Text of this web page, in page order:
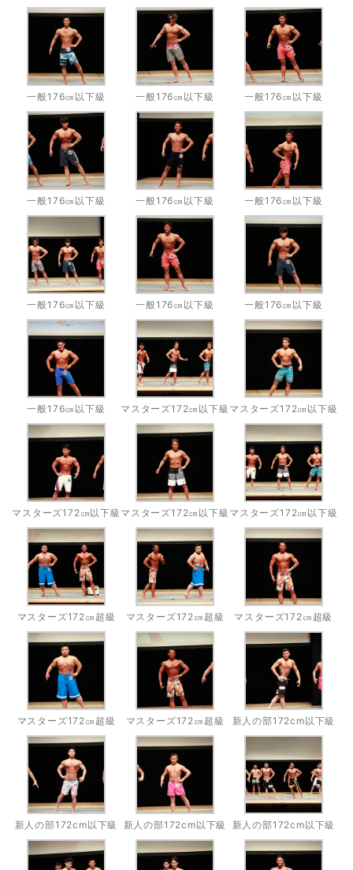
一般176㎝以下級 一般176㎝以下級 一般176㎝以下級
一般176㎝以下級 一般176㎝以下級 一般176㎝以下級
一般176㎝以下級 一般176㎝以下級 一般176㎝以下級
一般176㎝以下級 マスターズ172㎝以下級 マスターズ172㎝以下級
マスターズ172㎝以下級 マスターズ172㎝以下級 マスターズ172㎝以下級
マスターズ172㎝超級 マスターズ172㎝超級 マスターズ172㎝超級
マスターズ172㎝超級 マスターズ172㎝超級 新人の部172cm以下級
新人の部172cm以下級 新人の部172cm以下級 新人の部172cm以下級